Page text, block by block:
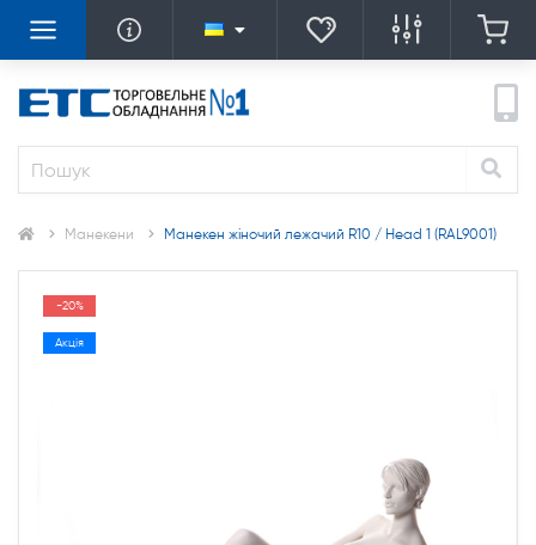
Манекени Манекен жіночий лежачий R10 / Head 1 (RAL9001)
-20%
Акція